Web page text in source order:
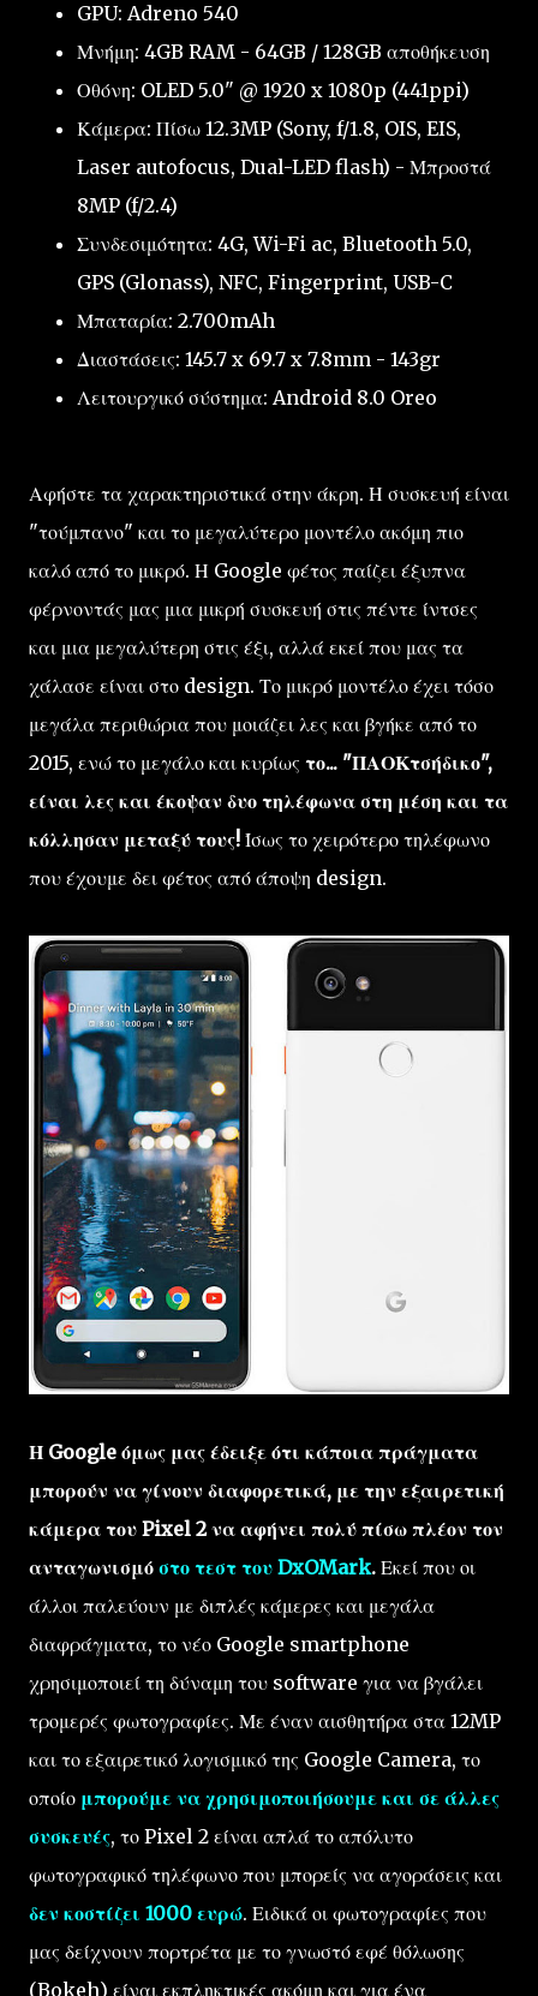
GPU: Adreno 540
Μνήμη: 4GB RAM - 64GB / 128GB αποθήκευση
Οθόνη: OLED 5.0" @ 1920 x 1080p (441ppi)
Κάμερα: Πίσω 12.3MP (Sony, f/1.8, OIS, EIS,
Laser autofocus, Dual-LED flash) - Μπροστά
8MP (f/2.4)
Συνδεσιμότητα: 4G, Wi-Fi ac, Bluetooth 5.0,
GPS (Glonass), NFC, Fingerprint, USB-C
Μπαταρία: 2.700mAh
Διαστάσεις: 145.7 x 69.7 x 7.8mm - 143gr
Λειτουργικό σύστημα: Android 8.0 Oreo
Αφήστε τα χαρακτηριστικά στην άκρη. Η συσκευή είναι
"τούμπανο" και το μεγαλύτερο μοντέλο ακόμη πιο
καλό από το μικρό. Η Google φέτος παίζει έξυπνα
φέρνοντάς μας μια μικρή συσκευή στις πέντε ίντσες
και μια μεγαλύτερη στις έξι, αλλά εκεί που μας τα
χάλασε είναι στο design. Το μικρό μοντέλο έχει τόσο
μεγάλα περιθώρια που μοιάζει λες και βγήκε από το
2015, ενώ το μεγάλο και κυρίως το... "ΠΑΟΚτσήδικο",
είναι λες και έκοψαν δυο τηλέφωνα στη μέση και τα
κόλλησαν μεταξύ τους! Ίσως το χειρότερο τηλέφωνο
που έχουμε δει φέτος από άποψη design.
Η Google όμως μας έδειξε ότι κάποια πράγματα
μπορούν να γίνουν διαφορετικά, με την εξαιρετική
κάμερα του Pixel 2 να αφήνει πολύ πίσω πλέον τον
ανταγωνισμό στο τεστ του DxOMark. Εκεί που οι
άλλοι παλεύουν με διπλές κάμερες και μεγάλα
διαφράγματα, το νέο Google smartphone
χρησιμοποιεί τη δύναμη του software για να βγάλει
τρομερές φωτογραφίες. Με έναν αισθητήρα στα 12MP
και το εξαιρετικό λογισμικό της Google Camera, το
οποίο μπορούμε να χρησιμοποιήσουμε και σε άλλες
συσκευές, το Pixel 2 είναι απλά το απόλυτο
φωτογραφικό τηλέφωνο που μπορείς να αγοράσεις και
δεν κοστίζει 1000 ευρώ. Ειδικά οι φωτογραφίες που
μας δείχνουν πορτρέτα με το γνωστό εφέ θόλωσης
(Bokeh) είναι εκπληκτικές ακόμη και για ένα